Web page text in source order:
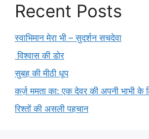
Recent Posts
स्वाभिमान मेरा भी – सुदर्शन सचदेवा
विश्वास की डोर
सुबह की मीठी धूप
कर्ज़ ममता का: एक देवर की अपनी भाभी के
रिश्तों की असली पहचान